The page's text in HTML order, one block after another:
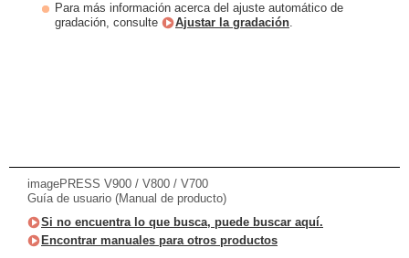
Para más información acerca del ajuste automático de
gradación, consulte
Ajustar la gradación.
imagePRESS V900 / V800 / V700
Guía de usuario (Manual de producto)
Si no encuentra lo que busca, puede buscar aquí.
Encontrar manuales para otros productos